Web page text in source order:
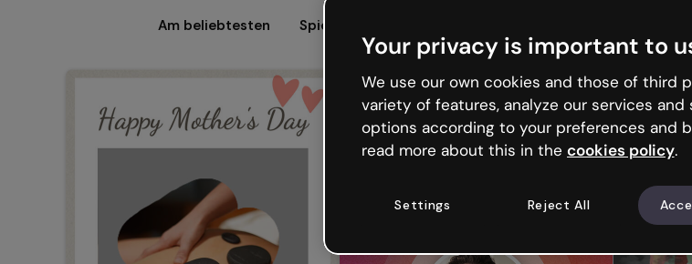
Am beliebtesten Spiele
Your privacy is important to
We use our own cookies and those of third
variety of features, analyze our services and
options according to your preferences and
read more about this in the cookies policy.
Settings Reject All